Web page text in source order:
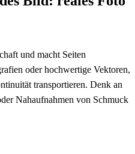
und macht Seiten
oder hochwertige Vektoren,
transportieren. Denk an
Nahaufnahmen von Schmuck